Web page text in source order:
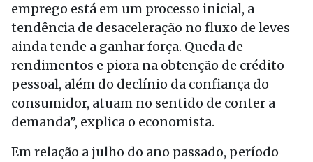
emprego está em um processo inicial, a
tendência de desaceleração no fluxo de leves
ainda tende a ganhar força. Queda de
rendimentos e piora na obtenção de crédito
pessoal, além do declínio da confiança do
consumidor, atuam no sentido de conter a
demanda”, explica o economista.
Em relação a julho do ano passado, período